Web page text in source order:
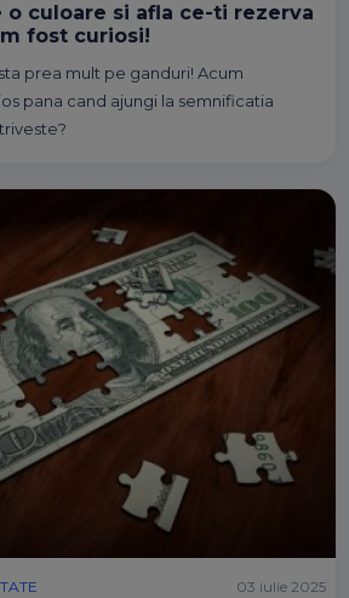
o culoare si afla ce-ti rezerva
fost curiosi!
prea mult pe ganduri! Acum
pana cand ajungi la semnificatia
03 iulie 2025